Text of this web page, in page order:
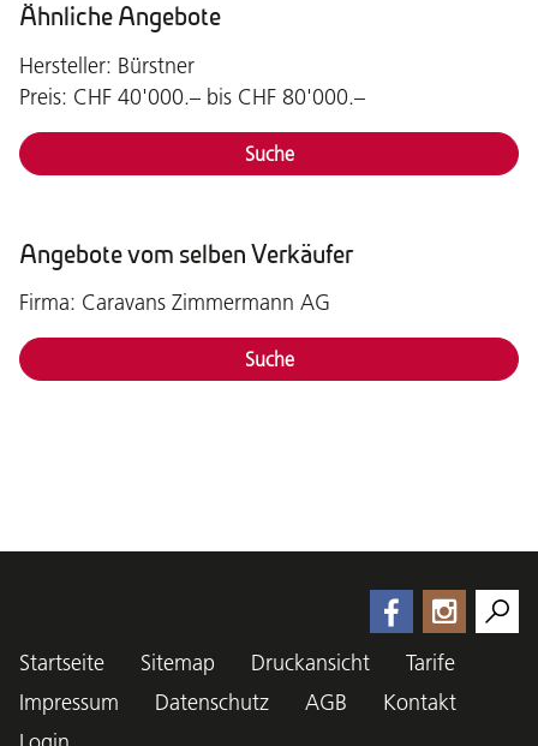
Ähnliche Angebote
Hersteller: Bürstner
Preis: CHF 40'000.– bis CHF 80'000.–
Suche
Angebote vom selben Verkäufer
Firma: Caravans Zimmermann AG
Suche
Startseite Sitemap Druckansicht
Tarife
Impressum
Datenschutz AGB
Kontakt